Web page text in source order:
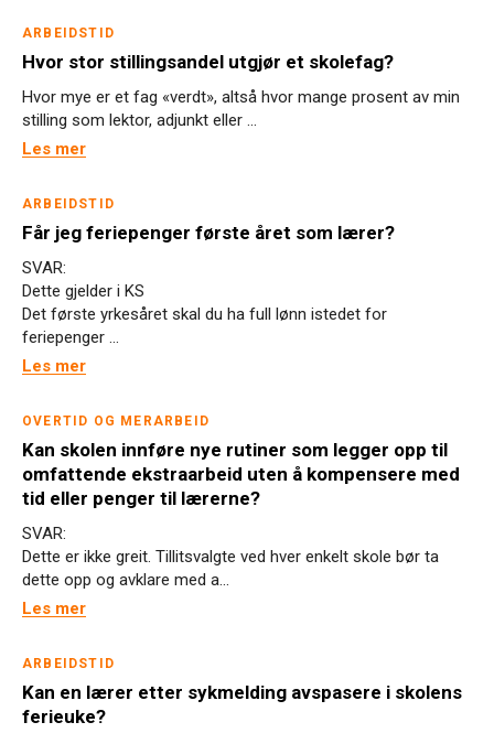
ARBEIDSTID
Hvor stor stillingsandel utgjør et skolefag?
Hvor mye er et fag «verdt», altså hvor mange prosent av min
stilling som lektor, adjunkt eller ...
Les mer
ARBEIDSTID
Får jeg feriepenger første året som lærer?
SVAR:
Dette gjelder i KS
Det første yrkesåret skal du ha full lønn istedet for
feriepenger ...
Les mer
OVERTID OG MERARBEID
Kan skolen innføre nye rutiner som legger opp til
omfattende ekstraarbeid uten å kompensere med
tid eller penger til lærerne?
SVAR:
Dette er ikke greit. Tillitsvalgte ved hver enkelt skole bør ta
dette opp og avklare med a...
Les mer
ARBEIDSTID
Kan en lærer etter sykmelding avspasere i skolens
ferieuke?